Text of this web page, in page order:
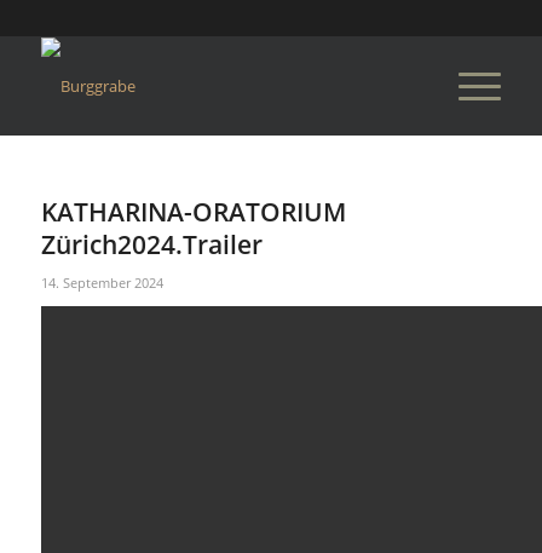
KATHARINA-ORATORIUM
Zürich2024.Trailer
14. September 2024